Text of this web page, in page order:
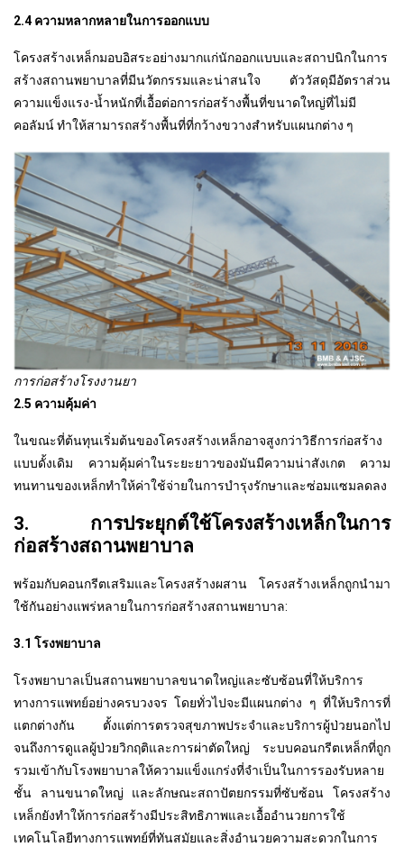
2.4 ความหลากหลายในการออกแบบ
โครงสร้างเหล็กมอบอิสระอย่างมากแก่นักออกแบบและสถาปนิกในการ
สร้างสถานพยาบาลที่มีนวัตกรรมและน่าสนใจ ตัววัสดุมีอัตราส่วน
ความแข็งแรง-น้ำหนักที่เอื้อต่อการก่อสร้างพื้นที่ขนาดใหญ่ที่ไม่มี
คอลัมน์ ทำให้สามารถสร้างพื้นที่ที่กว้างขวางสำหรับแผนกต่าง ๆ
การก่อสร้างโรงงานยา
2.5 ความคุ้มค่า
ในขณะที่ต้นทุนเริ่มต้นของโครงสร้างเหล็กอาจสูงกว่าวิธีการก่อสร้าง
แบบดั้งเดิม ความคุ้มค่าในระยะยาวของมันมีความน่าสังเกต ความ
ทนทานของเหล็กทำให้ค่าใช้จ่ายในการบำรุงรักษาและซ่อมแซมลดลง
3. การประยุกต์ใช้โครงสร้างเหล็กในการ
ก่อสร้างสถานพยาบาล
พร้อมกับคอนกรีตเสริมและโครงสร้างผสาน โครงสร้างเหล็กถูกนำมา
ใช้กันอย่างแพร่หลายในการก่อสร้างสถานพยาบาล:
3.1 โรงพยาบาล
โรงพยาบาลเป็นสถานพยาบาลขนาดใหญ่และซับซ้อนที่ให้บริการ
ทางการแพทย์อย่างครบวงจร โดยทั่วไปจะมีแผนกต่าง ๆ ที่ให้บริการที่
แตกต่างกัน ตั้งแต่การตรวจสุขภาพประจำและบริการผู้ป่วยนอกไป
จนถึงการดูแลผู้ป่วยวิกฤติและการผ่าตัดใหญ่ ระบบคอนกรีตเหล็กที่ถูก
รวมเข้ากับโรงพยาบาลให้ความแข็งแกร่งที่จำเป็นในการรองรับหลาย
ชั้น ลานขนาดใหญ่ และลักษณะสถาปัตยกรรมที่ซับซ้อน โครงสร้าง
เหล็กยังทำให้การก่อสร้างมีประสิทธิภาพและเอื้ออำนวยการใช้
เทคโนโลยีทางการแพทย์ที่ทันสมัยและสิ่งอำนวยความสะดวกในการ